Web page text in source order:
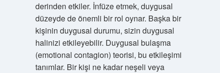
derinden etkiler. İnfüze etmek, duygusal
düzeyde de önemli bir rol oynar. Başka bir
kişinin duygusal durumu, sizin duygusal
halinizi etkileyebilir. Duygusal bulaşma
(emotional contagion) teorisi, bu etkileşimi
tanımlar. Bir kişi ne kadar neşeli veya